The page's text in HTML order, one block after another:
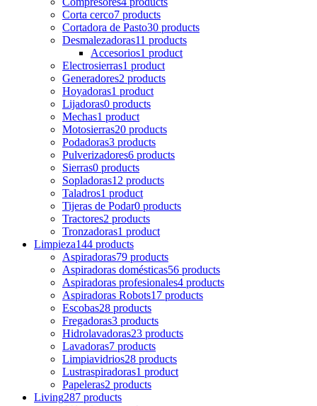
Corta cerco7 products
Cortadora de Pasto30 products
Desmalezadoras11 products
Accesorios1 product
Electrosierras1 product
Generadores2 products
Hoyadoras1 product
Lijadoras0 products
Mechas1 product
Motosierras20 products
Podadoras3 products
Pulverizadores6 products
Sierras0 products
Sopladoras12 products
Taladros1 product
Tijeras de Podar0 products
Tractores2 products
Tronzadoras1 product
Limpieza144 products
Aspiradoras79 products
Aspiradoras domésticas56 products
Aspiradoras profesionales4 products
Aspiradoras Robots17 products
Escobas28 products
Fregadoras3 products
Hidrolavadoras23 products
Lavadoras7 products
Limpiavidrios28 products
Lustraspiradoras1 product
Papeleras2 products
Living287 products